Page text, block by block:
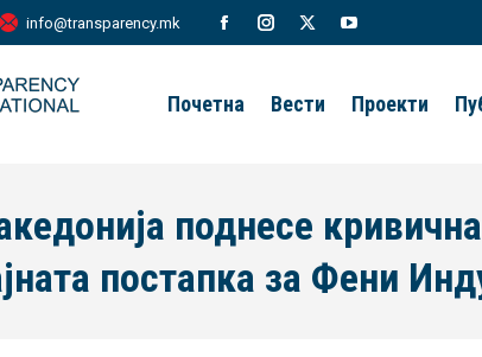
info@transparency.mk
Facebook
window
Instagram
window
X
window
YouTube
opens
window
Почетна Вести Проекти
поднесе
постапка за Фени